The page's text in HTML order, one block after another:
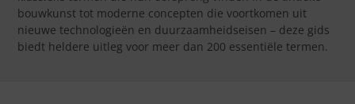
bouwkunst tot moderne concepten die voortkomen uit
nieuwe technologieën en duurzaamheidseisen – deze gids
biedt heldere uitleg voor meer dan 200 essentiële termen.